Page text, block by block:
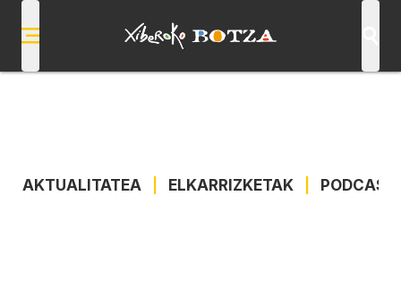
AKTUALITATEA ELKARRIZKETAK